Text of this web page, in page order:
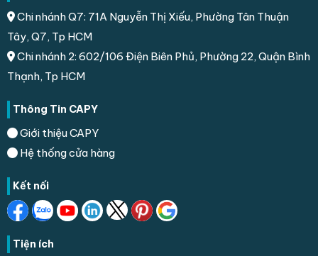
Chi nhánh Q7: 71A Nguyễn Thị Xiếu, Phường Tân Thuận
Tây, Q7, Tp HCM
Chi nhánh 2: 602/106 Điện Biên Phủ, Phường 22, Quận Bình
Thạnh, Tp HCM
Thông Tin CAPY
Giới thiệu CAPY
Hệ thống cửa hàng
Kết nối
Tiện ích